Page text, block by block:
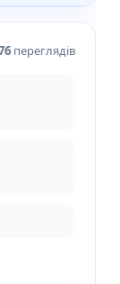
переглядів